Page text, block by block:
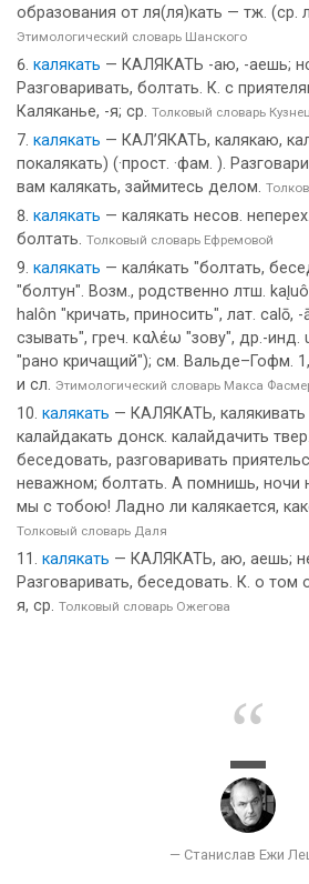
образования от ля(ля)кать — тж. (ср.
Этимологический словарь Шанского
калякать — КАЛЯКАТЬ -аю, -аешь;
Разговаривать, болтать. К. с
Каляканье, -я; ср. Толковый словарь
калякать — КАЛ’ЯКАТЬ, калякаю,
покалякать) (·прост. ·фам. ).
вам калякать, займитесь делом.
калякать — калякать несов.
болтать. Толковый словарь Ефремовой
калякать — каля́кать "болтать,
"болтун". Возм., родственно лтш.
halôn "кричать, приносить", лат. саlō,
сзывать", греч. καλέω "зову", др.-инд.
"рано кричащий"); см. Вальде–Гофм.
и сл. Этимологический словарь Макса
калякать — КАЛЯКАТЬ, калякивать
калайдакать донск. калайдачить
беседовать, разговаривать
неважном; болтать. А помнишь, ночи
мы с тобою! Ладно ли калякается,
Толковый словарь Даля
калякать — КАЛЯКАТЬ, аю, аешь;
Разговаривать, беседовать. К. о том
я, ср. Толковый словарь Ожегова